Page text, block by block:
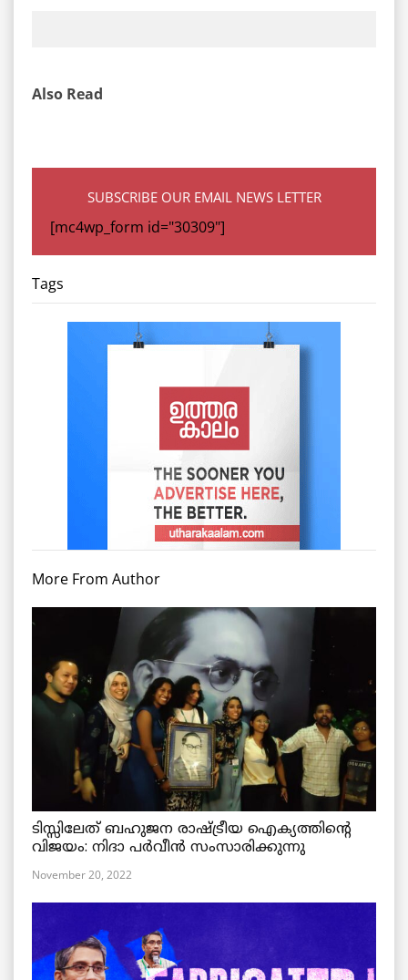
Also Read
SUBSCRIBE OUR EMAIL NEWS LETTER
[mc4wp_form id="30309"]
Tags
More From Author
ടിസ്സിലേത് ബഹുജന രാഷ്ട്രീയ ഐക്യത്തിന്റെ
വിജയം: നിദാ പർവീൻ സംസാരിക്കുന്നു
November 20, 2022